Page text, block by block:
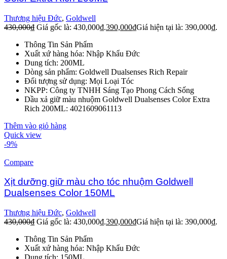
Thương hiệu Đức, Goldwell
430,000₫ Giá gốc là: 430,000₫.390,000₫Giá hiện tại là: 390,000₫.
Thông Tin Sản Phẩm
Xuất xứ hàng hóa: Nhập Khẩu Đức
Dung tích: 200ML
Dòng sản phẩm: Goldwell Dualsenses Rich Repair
Đối tượng sử dụng: Mọi Loại Tóc
NKPP: Công ty TNHH Sáng Tạo Phong Cách Sống
Dầu xả giữ màu nhuộm Goldwell Dualsenses Color Extra
Rich 200ML: 4021609061113
Thêm vào giỏ hàng
Quick view
-9%
Compare
Xịt dưỡng giữ màu cho tóc nhuộm Goldwell
Dualsenses Color 150ML
Thương hiệu Đức, Goldwell
430,000₫ Giá gốc là: 430,000₫.390,000₫Giá hiện tại là: 390,000₫.
Thông Tin Sản Phẩm
Xuất xứ hàng hóa: Nhập Khẩu Đức